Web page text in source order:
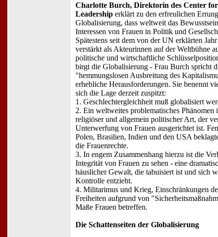
Charlotte Burch, Direktorin des Center for
Leadership erklärt zu den erfreulichen
Globalisierung, dass weltweit das
Interessen von Frauen in Politik und
Spätestens seit dem von der UN erklärten
verstärkt als Akteurinnen auf der Weltbühne
politische und wirtschaftliche
birgt die Globalisierung - Frau Burch spricht
"hemmungslosen Ausbreitung des
erhebliche Herausforderungen. Sie benennt
sich die Lage derzeit zuspitzt:
1. Geschlechtergleichheit muß globalisiert
2. Ein weltweites problematisches Phänomen
religiöser und allgemein politischer Art, der
Unterwerfung von Frauen ausgerichtet ist.
Polen, Brasilien, Indien und den USA
die Frauenrechte.
3. In engem Zusammenhang hierzu ist die
Integrität von Frauen zu sehen - eine
häuslicher Gewalt, die tabuisiert ist und sich
Kontrolle entzieht.
4. Militarimus und Krieg, Einschränkungen
Freiheiten aufgrund von
Maße Frauen betreffen.
Die Schattenseiten der Globalisierung